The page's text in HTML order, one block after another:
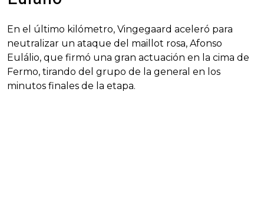
En el último kilómetro, Vingegaard aceleró para
neutralizar un ataque del maillot rosa, Afonso
Eulálio, que firmó una gran actuación en la cima de
Fermo, tirando del grupo de la general en los
minutos finales de la etapa.